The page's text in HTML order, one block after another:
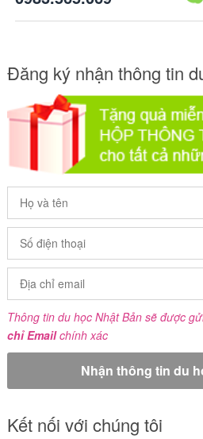
Đăng ký nhận thông tin
Thông tin du học Nhật Bản sẽ được
chỉ Emailchính xác
Kết nối với chúng tôi